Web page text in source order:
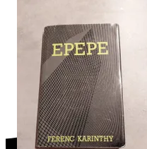
Ersättning om du inte